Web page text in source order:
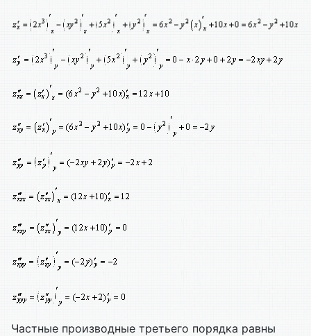
Частные производные третьего порядка равны